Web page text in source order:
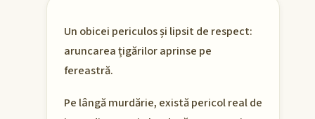
Un obicei periculos și lipsit de respect:
aruncarea țigărilor aprinse pe
fereastră.
Pe lângă murdărie, există pericol real de